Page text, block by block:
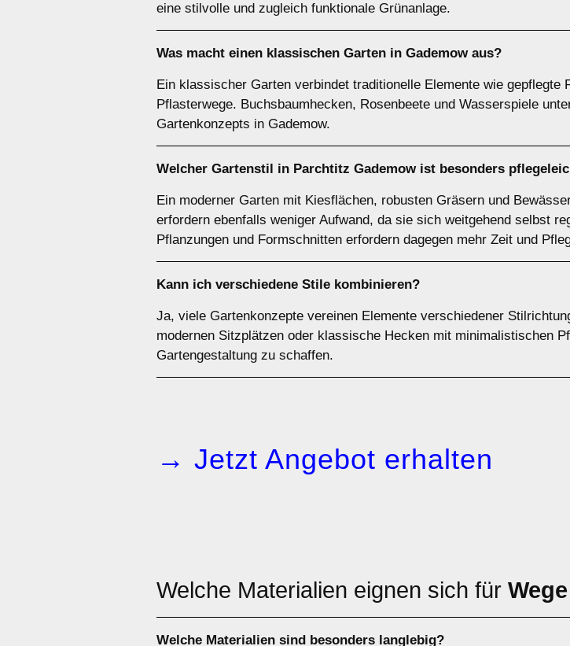
eine stilvolle und zugleich funktionale Grünanlage.
Was macht einen klassischen Garten in Gademow aus?
Ein klassischer Garten verbindet traditionelle Elemente wie gepflegte
Pflasterwege. Buchsbaumhecken, Rosenbeete und Wasserspiele
Gartenkonzepts in Gademow.
Welcher Gartenstil in Parchtitz Gademow ist besonders
Ein moderner Garten mit Kiesflächen, robusten Gräsern und
erfordern ebenfalls weniger Aufwand, da sie sich weitgehend selbst
Pflanzungen und Formschnitten erfordern dagegen mehr Zeit und
Kann ich verschiedene Stile kombinieren?
Ja, viele Gartenkonzepte vereinen Elemente verschiedener
modernen Sitzplätzen oder klassische Hecken mit minimalistischen
Gartengestaltung zu schaffen.
→ Jetzt Angebot erhalten
Welche Materialien eignen sich für
Welche Materialien sind besonders langlebig?